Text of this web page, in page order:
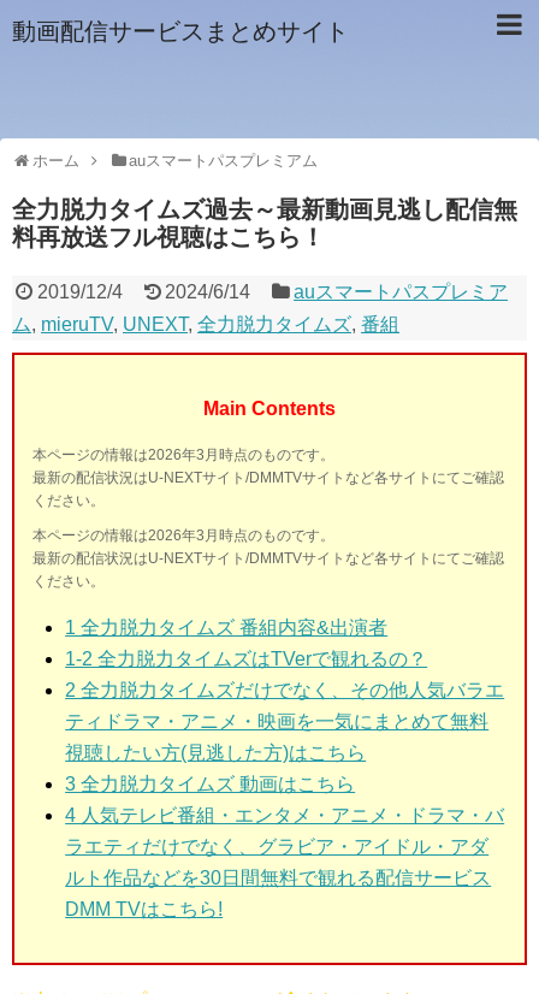
動画配信サービスまとめサイト
ホーム auスマートパスプレミアム
全力脱力タイムズ過去～最新動画見逃し配信無
料再放送フル視聴はこちら！
2019/12/4 2024/6/14
auスマートパスプレミア
ム, mieruTV, UNEXT, 全力脱力タイムズ, 番組
Main Contents
本ページの情報は2026年3月時点のものです。
最新の配信状況はU-NEXTサイト/DMMTVサイトなど各サイトにてご確認
ください。
本ページの情報は2026年3月時点のものです。
最新の配信状況はU-NEXTサイト/DMMTVサイトなど各サイトにてご確認
ください。
1 全力脱力タイムズ 番組内容&出演者
1-2 全力脱力タイムズはTVerで観れるの？
2 全力脱力タイムズだけでなく、その他人気バラエ
ティドラマ・アニメ・映画を一気にまとめて無料
視聴したい方(見逃した方)はこちら
3 全力脱力タイムズ 動画はこちら
4 人気テレビ番組・エンタメ・アニメ・ドラマ・バ
ラエティだけでなく、グラビア・アイドル・アダ
ルト作品などを30日間無料で観れる配信サービス
DMM TVはこちら!